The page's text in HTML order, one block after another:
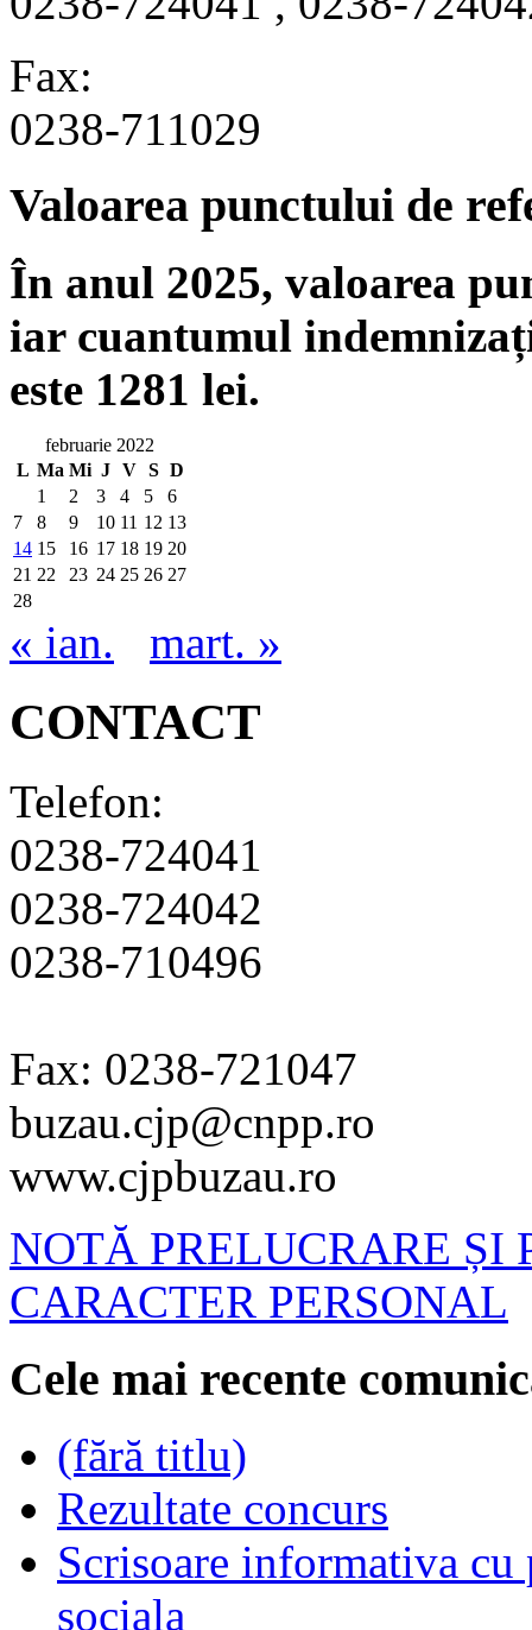
Fax:
0238-711029
Valoarea punctului de
În anul 2025, valoarea
iar cuantumul
este 1281 lei.
februarie 2022
L Ma Mi J V S D
1
2 3 4 5
6
7
8 9 10 11 12 13
14 15 16 17 18 19 20
21 22 23 24 25 26 27
28
« ian. mart. »
CONTACT
Telefon:
0238-724041
0238-724042
0238-710496
Fax: 0238-721047
buzau.cjp@cnpp.ro
www.cjpbuzau.ro
NOTĂ PRELUCRARE ȘI
CARACTER PERSONAL
Cele mai recente
(fără titlu)
Rezultate concurs
Scrisoare informativa
sociala